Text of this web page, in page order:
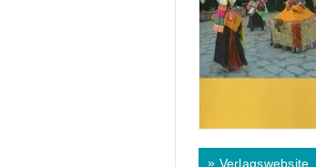
» Verlagswebsite